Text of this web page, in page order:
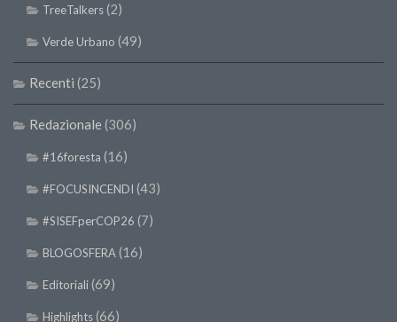
TreeTalkers(2)
Verde Urbano (49)
Recenti (25)
Redazionale (306)
#16foresta (16)
#FOCUSINCENDI (43)
#SISEFperCOP26 (7)
BLOGOSFERA(16)
Editoriali(69)
Highlights(66)